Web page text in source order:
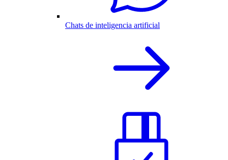
Chats de inteligencia artificial